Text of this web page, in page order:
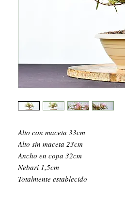
Alto con maceta 33cm
Alto sin maceta 23cm
Ancho en copa 32cm
Nebari 1,5cm
Totalmente establecido